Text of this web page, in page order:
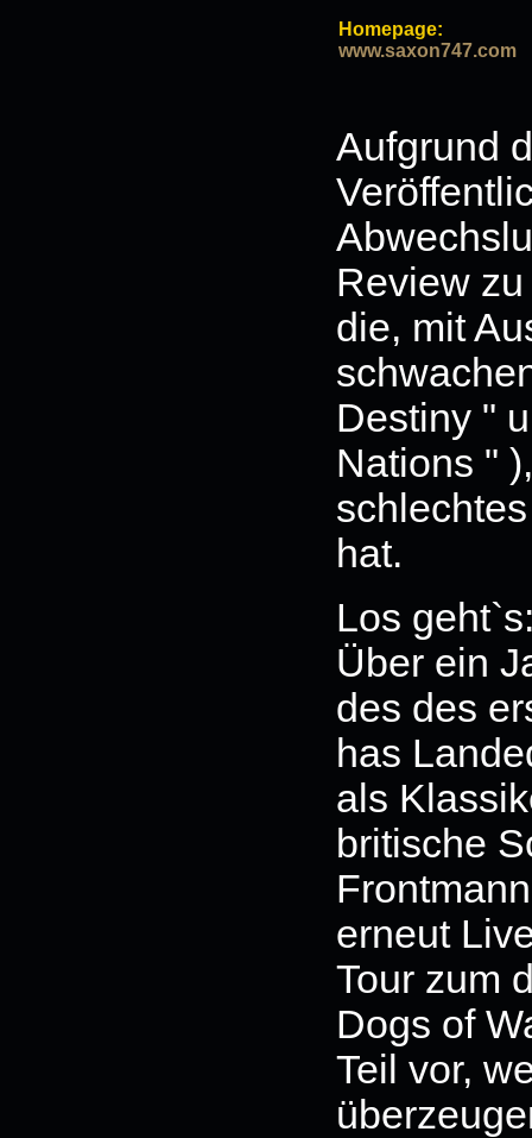
Homepage:
www.saxon747.com
Aufgrund
Review
die, mit
Destiny "
Nations "
hat.
Los
Über ein
des des
has
als
britische
erneut
Tour zum
Dogs of
Teil vor,